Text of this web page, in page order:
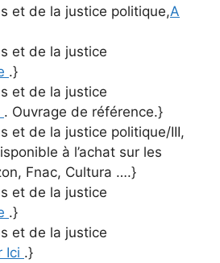
et de la justice politique,A
et de la justice
.}
et de la justice
. Ouvrage de référence.}
et de la justice politique/III,
à l’achat sur les
Fnac, Cultura ….}
et de la justice
.}
et de la justice
Ici .}